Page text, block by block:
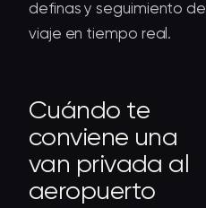
definas y seguimiento del
viaje en tiempo real.
Cuándo te
conviene una
van privada al
aeropuerto